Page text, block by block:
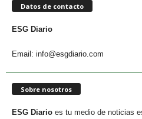
Datos de contacto
ESG Diario
Email: info@esgdiario.com
Sobre nosotros
ESG Diario es tu medio de noticias